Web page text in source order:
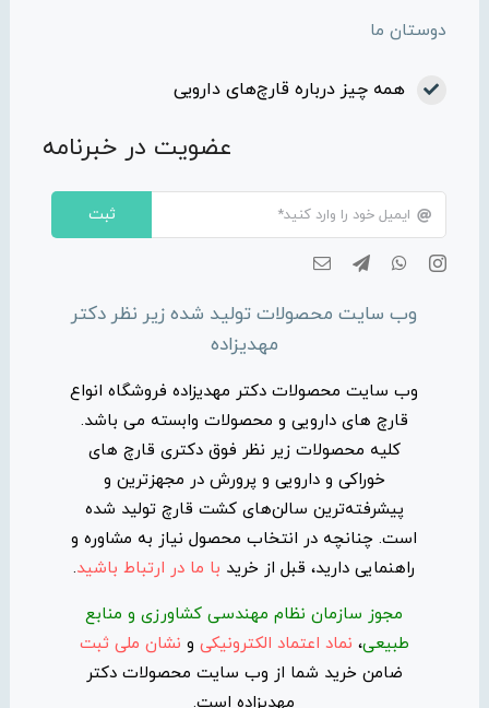
دوستان ما
همه چیز درباره قارچ‌های دارویی
عضویت در خبرنامه
ثبت
وب سایت محصولات تولید شده زیر نظر دکتر
مهدیزاده
وب سایت محصولات دکتر مهدیزاده فروشگاه انواع
قارچ های دارویی و محصولات وابسته می باشد.
کلیه محصولات زیر نظر فوق دکتری قارچ های
خوراکی و دارویی و پرورش در مجهزترین و
پیشرفته‌ترین سالن‌های کشت قارچ تولید شده
است. چنانچه در انتخاب محصول نیاز به مشاوره و
راهنمایی دارید، قبل از خرید با ما در ارتباط باشید.
مجوز سازمان نظام مهندسی کشاورزی و منابع
طبیعی، نماد اعتماد الکترونیکی و نشان ملی ثبت
ضامن خرید شما از وب سایت محصولات دکتر